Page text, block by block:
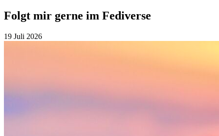
Folgt mir gerne im Fediverse
19 Juli 2026